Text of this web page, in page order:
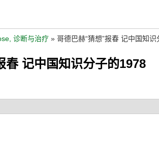
诊断与治疗 » 哥德巴赫“猜想”报春 记中国知
春 记中国知识分子的1978